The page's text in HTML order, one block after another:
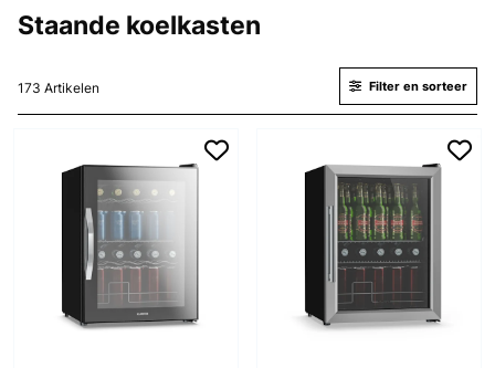
Staande koelkasten
173 Artikelen Filter en sorteer